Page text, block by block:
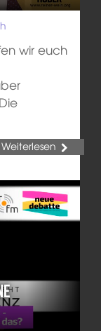
wir euch
Weiterlesen